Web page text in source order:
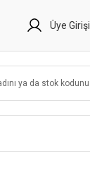
Üye Girişi